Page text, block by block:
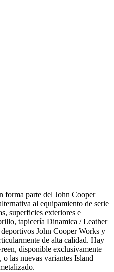
forma parte del John Cooper
al equipamiento de serie
superficies exteriores e
tapicería Dinamica / Leather
John Cooper Works y
de alta calidad. Hay
disponible exclusivamente
las nuevas variantes Island